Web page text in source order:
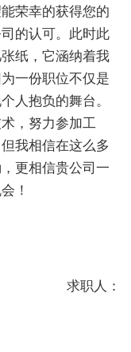
荣幸的获得您的
的认可。此时此
纸，它涵纳着我
一份职位不仅是
人抱负的舞台。
，努力参加工
我相信在这么多
更相信贵公司一
！
求职人：